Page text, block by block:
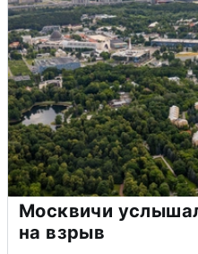
Москвичи
на взрыв